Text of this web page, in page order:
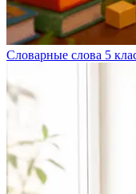
Словарные слова 5